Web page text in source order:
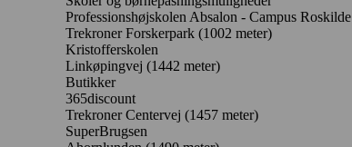
Professionshøjskolen Absalon - Campus Roskilde
Trekroner Forskerpark (1002 meter)
Kristofferskolen
Linkøpingvej (1442 meter)
Butikker
365discount
Trekroner Centervej (1457 meter)
SuperBrugsen